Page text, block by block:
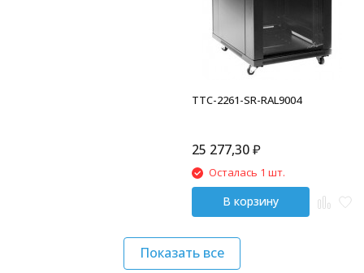
TTC-2261-SR-RAL9004
25 277,30₽
Осталась 1 шт.
В корзину
Показать все